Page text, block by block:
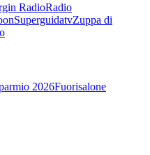
RadioRadio
SuperguidatvZuppa di
2026Fuorisalone